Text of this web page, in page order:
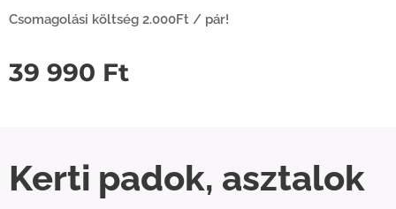
Csomagolási költség 2.000Ft / pár!
39 990 Ft
Kerti padok, asztalok